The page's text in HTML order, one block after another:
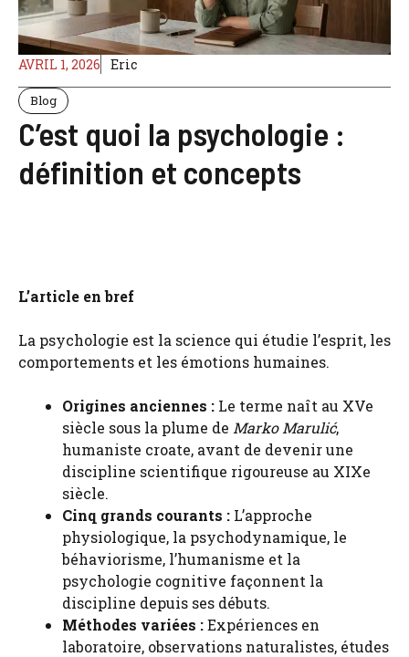
AVRIL 1, 2026 Eric
Blog
C’est quoi la psychologie :
définition et concepts
L’article en bref
La psychologie est la science qui étudie l’esprit, les
comportements et les émotions humaines.
Origines anciennes : Le terme naît au XVe
siècle sous la plume de Marko Marulić,
humaniste croate, avant de devenir une
discipline scientifique rigoureuse au XIXe
siècle.
Cinq grands courants : L’approche
physiologique, la psychodynamique, le
béhaviorisme, l’humanisme et la
psychologie cognitive façonnent la
discipline depuis ses débuts.
Méthodes variées :Expériences en
laboratoire, observations naturalistes, études